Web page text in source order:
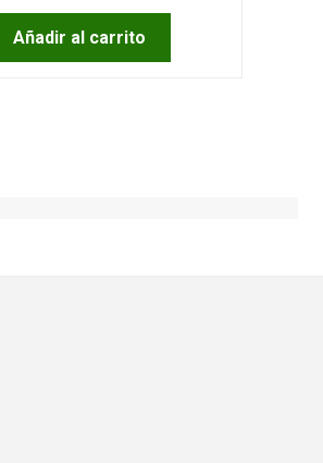
Añadir al carrito